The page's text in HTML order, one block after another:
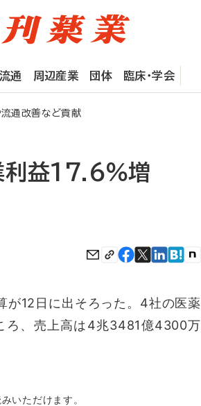
通 周辺産業 団体 臨床・学会
通改善など貢献
利益17.6％増
12日に出そろった。4社の医薬
ろ、売上高は4兆3481億4300万
いただけます。